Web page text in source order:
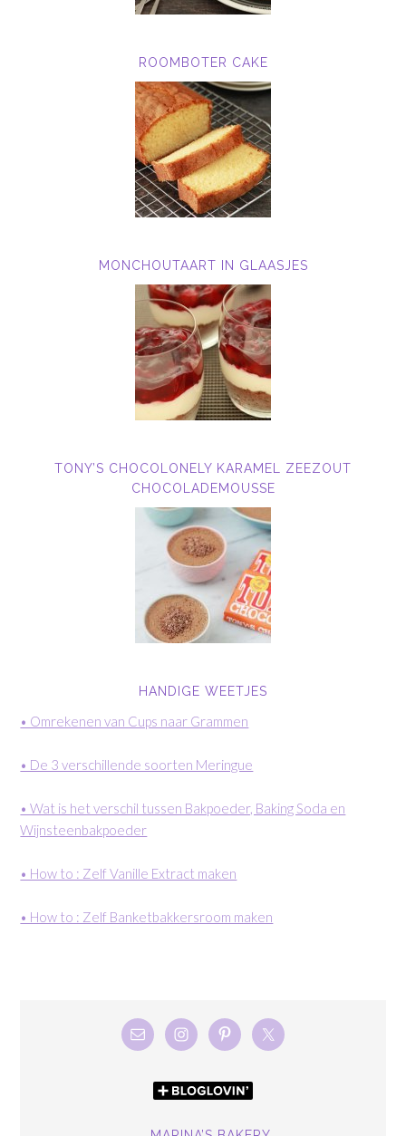
ROOMBOTER CAKE
MONCHOUTAART IN GLAASJES
TONY’S CHOCOLONELY KARAMEL ZEEZOUT
CHOCOLADEMOUSSE
HANDIGE WEETJES
• Omrekenen van Cups naar Grammen
• De 3 verschillende soorten Meringue
• Wat is het verschil tussen Bakpoeder, Baking Soda en
Wijnsteenbakpoeder
• How to : Zelf Vanille Extract maken
• How to : Zelf Banketbakkersroom maken